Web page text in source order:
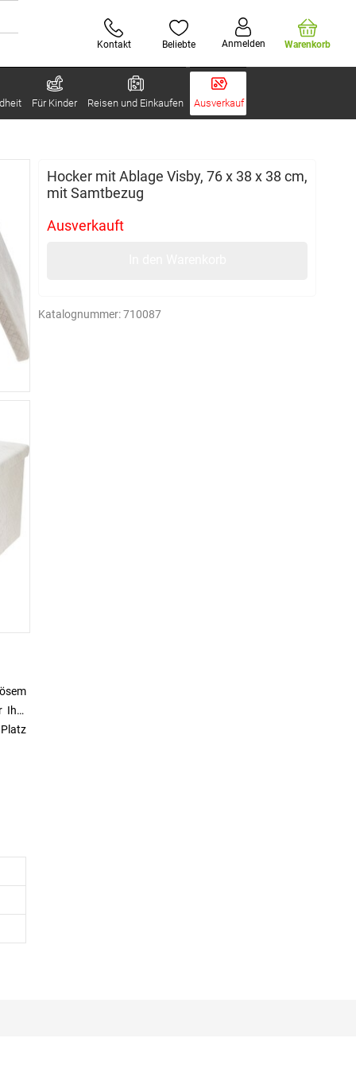
Kontakt Beliebte Anmelden Warenkorb
Für Kinder Reisen und Einkaufen Ausverkauf
Hocker mit Ablage Visby, 76 x 38 x 38 cm,
mit Samtbezug
Ausverkauft
Katalognummer:710087
Ihre